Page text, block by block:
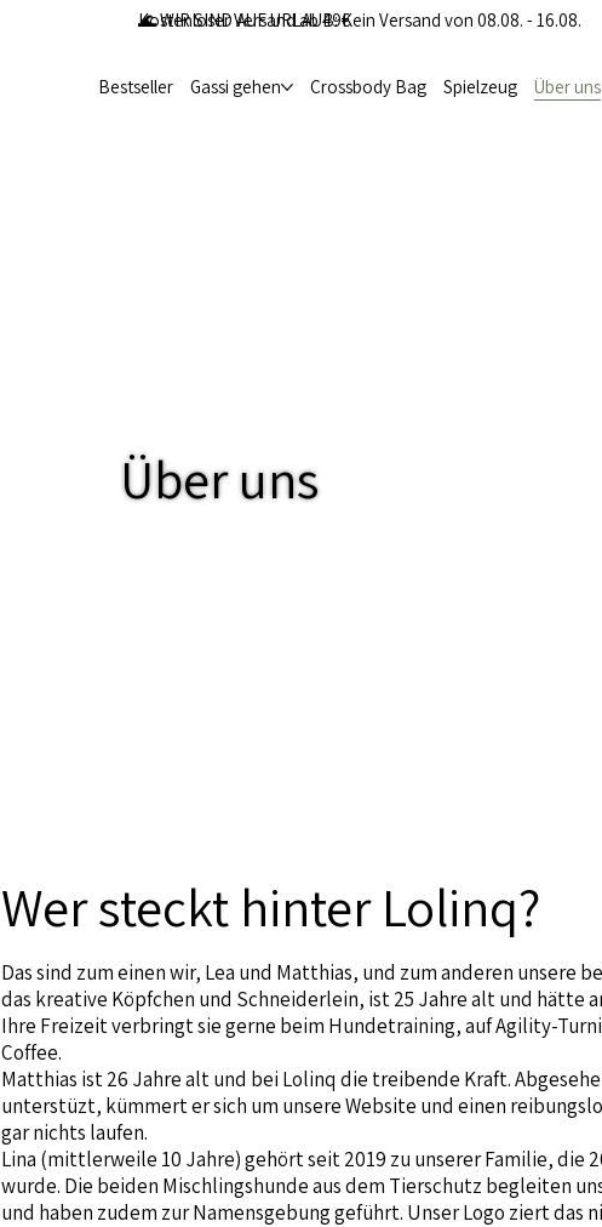
Kostenloser Versand ab 49€
Bestseller Gassi gehen Crossbody Bag Spielzeug Über uns
🌊 WIR SIND AUF URLAUB: Kein Versand von 08.08. - 16.08.
Über uns
Wer steckt hinter Lolinq?
Das sind zum einen wir, Lea und Matthias, und zum anderen unsere
das kreative Köpfchen und Schneiderlein, ist 25 Jahre alt und hätte
Ihre Freizeit verbringt sie gerne beim Hundetraining, auf Agility-
Coffee.
Matthias ist 26 Jahre alt und bei Lolinq die treibende Kraft.
unterstüzt, kümmert er sich um unsere Website und einen
gar nichts laufen.
Lina (mittlerweile 10 Jahre) gehört seit 2019 zu unserer Familie, die
wurde. Die beiden Mischlingshunde aus dem Tierschutz begleiten
und haben zudem zur Namensgebung geführt. Unser Logo ziert das